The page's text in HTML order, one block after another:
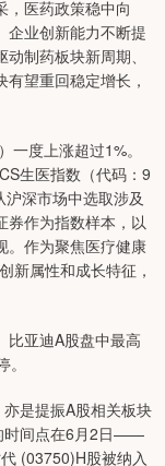
，医药政策稳中向
企业创新能力不断提
制药板块新周期、
望重回稳定增长，
度上涨超过1%。
生医指数（代码：9
深市场中选取涉及
券作为指数样本，以
。作为聚焦医疗健康
新属性和成长特征，
亚迪A股盘中最高
是提振A股相关板块
时间点在6月2日——
(03750)H股被纳入